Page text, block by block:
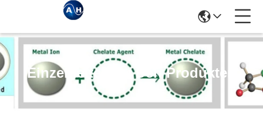
Einzelheiten Zu Den Produkten